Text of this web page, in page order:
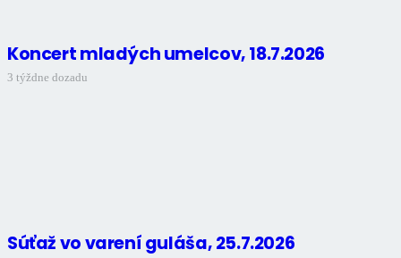
Koncert mladých umelcov, 18.7.2026
3 týždne dozadu
Súťaž vo varení guláša, 25.7.2026